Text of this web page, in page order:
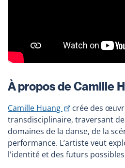
À propos de Camille
Camille Huang
This
link
will
open
in
crée des
transdisciplinaire, traversant
domaines de la danse, de la
performance. L’artiste veut
l'identité et des futurs